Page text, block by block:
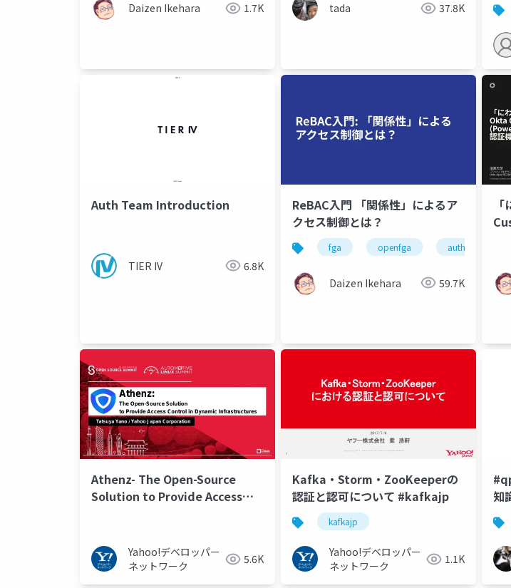
Daizen Ikehara 1.7K tada 37.8K
Auth Team Introduction
TIER IV 6.8K
ReBAC入門 「関係性」によるア
クセス制御とは？
fga openfga authorization
Daizen Ikehara 59.7K
Athenz- The Open-Source
Solution to Provide Access
Yahoo!デベロッパー
ネットワーク
5.6K
Kafka・Storm・ZooKeeperの
認証と認可について #kafkajp
kafkajp
Yahoo!デベロッパー
ネットワーク
1.1K
知
か